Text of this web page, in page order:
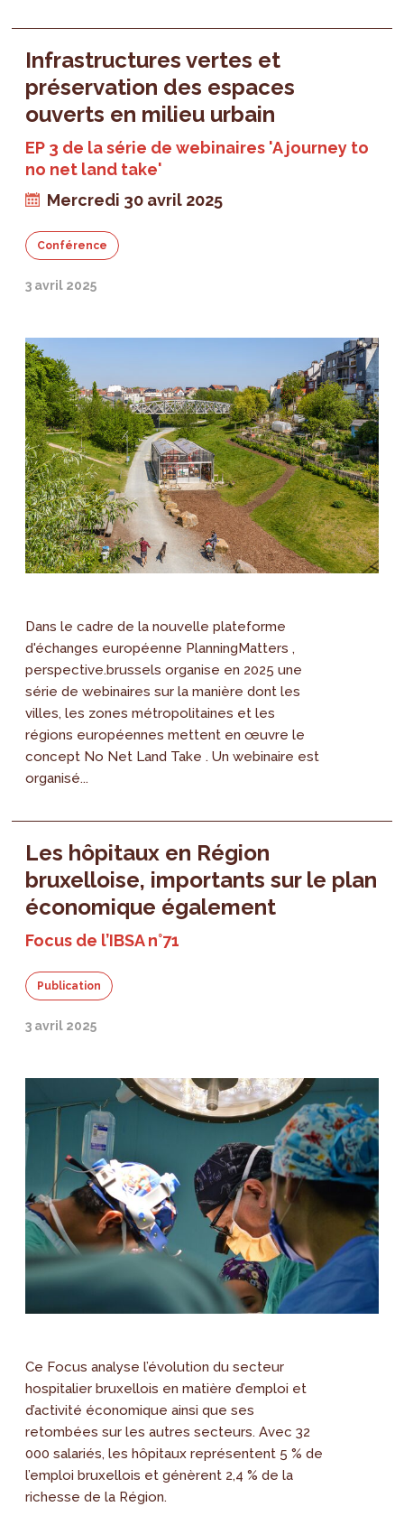
Infrastructures vertes et
préservation des espaces
ouverts en milieu urbain
EP 3 de la série de webinaires 'A journey to
no net land take'
Mercredi 30 avril 2025
Conférence
3 avril 2025
Dans le cadre de la nouvelle plateforme
d'échanges européenne PlanningMatters ,
perspective.brussels organise en 2025 une
série de webinaires sur la manière dont les
villes, les zones métropolitaines et les
régions européennes mettent en œuvre le
concept No Net Land Take . Un webinaire est
organisé...
Les hôpitaux en Région
bruxelloise, importants sur le plan
économique également
Focus de l’IBSA n°71
Publication
3 avril 2025
Ce Focus analyse l’évolution du secteur
hospitalier bruxellois en matière d’emploi et
d’activité économique ainsi que ses
retombées sur les autres secteurs. Avec 32
000 salariés, les hôpitaux représentent 5 % de
l’emploi bruxellois et génèrent 2,4 % de la
richesse de la Région.